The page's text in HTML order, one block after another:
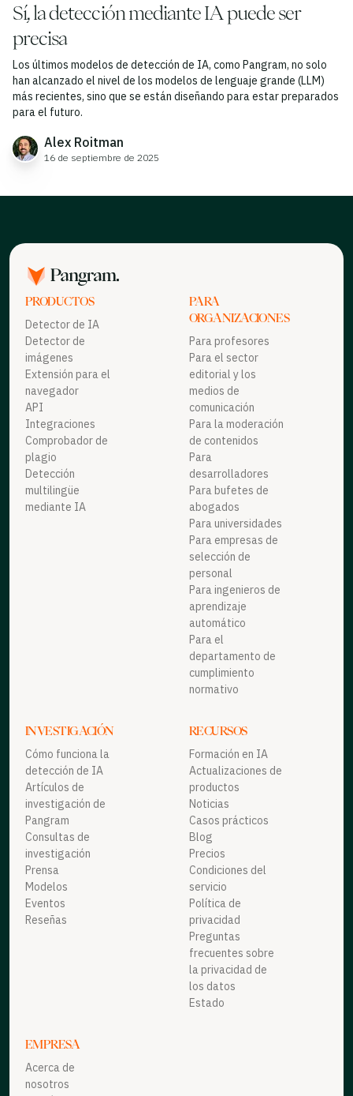
Sí, la detección mediante IA puede ser
precisa
Los últimos modelos de detección de IA, como Pangram, no solo
han alcanzado el nivel de los modelos de lenguaje grande (LLM)
más recientes, sino que se están diseñando para estar preparados
para el futuro.
Alex Roitman
16 de septiembre de 2025
PRODUCTOS
Detector de IA
Detector de
imágenes
Extensión para el
navegador
API
Integraciones
Comprobador de
plagio
Detección
multilingüe
mediante IA
PARA
ORGANIZACIONES
Para profesores
Para el sector
editorial y los
medios de
comunicación
Para la moderación
de contenidos
Para
desarrolladores
Para bufetes de
abogados
Para universidades
Para empresas de
selección de
personal
Para ingenieros de
aprendizaje
automático
Para el
departamento de
cumplimiento
normativo
INVESTIGACIÓN
Cómo funciona la
detección de IA
Artículos de
investigación de
Pangram
Consultas de
investigación
Prensa
Modelos
Eventos
Reseñas
RECURSOS
Formación en IA
Actualizaciones de
productos
Noticias
Casos prácticos
Blog
Precios
Condiciones del
servicio
Política de
privacidad
Preguntas
frecuentes sobre
la privacidad de
los datos
Estado
EMPRESA
Acerca de
nosotros